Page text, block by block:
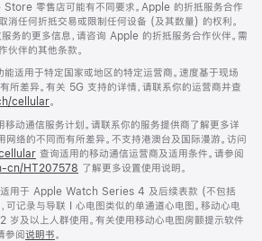
Store 零售店可能有不同要求。Apple 的折抵服务合作
消任何折抵交易或限制任何设备 (及其数量) 的权利。
务的更多信息，请咨询 Apple 的折抵服务合作伙伴。需
伴的其他条款。
适用于特定国家或地区的特定运营商。速度基于现场
所差异。有关 5G 支持的详情，请联系你的运营商并查
cellular。
移动通信服务计划。请联系你的服务提供商了解更多详
网络的不同而有所差异。不支持港澳台及国际漫游。访问
查询适用的移动通信运营商及适用条件。请参阅
cn/HT207578 (在
窗
口
中
了解更多设置使用说明。
适用于 Apple Watch Series 4 及后续表款 (不包括
记录与导联 I 心电图类似的单通道心电图。移动心电
岁及以上人群使用。有关使用移动心电图房颤提示软件
参阅说明书。